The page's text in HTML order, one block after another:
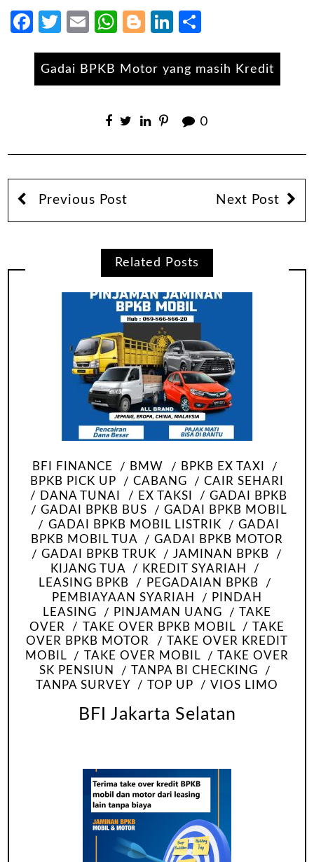
Facebook
Twitter
EmailWhatsApp
Blogger
LinkedIn
Gadai BPKB Motor yang masih Kredit
0
Previous Post Next Post
Related Posts
BFI FINANCE BMW
BPKB EX TAXI
BPKB PICK UP
CABANG
CAIR SEHARI
DANA TUNAI
EX TAKSI
GADAI BPKB
GADAI BPKB BUS
GADAI BPKB MOBIL
GADAI BPKB MOBIL LISTRIK
GADAI
BPKB MOBIL TUA
GADAI BPKB MOTOR
GADAI BPKB TRUK
JAMINAN BPKB
KIJANG TUA
KREDIT SYARIAH
LEASING BPKB
PEGADAIAN BPKB
PEMBIAYAAN SYARIAH
PINDAH
LEASING
PINJAMAN UANG
TAKE
OVER
TAKE OVER BPKB MOBIL
TAKE
OVER BPKB MOTOR
TAKE OVER KREDIT
MOBIL
TAKE OVER MOBIL
TAKE OVER
SK PENSIUN
TANPA BI CHECKING
TANPA SURVEY
TOP UP VIOS LIMO
BFI Jakarta Selatan